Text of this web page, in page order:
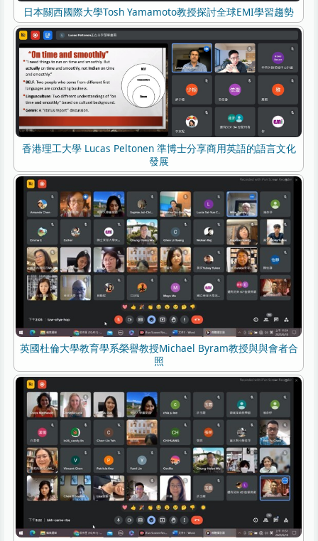
日本關西國際大學Tosh Yamamoto教授探討全球EMI學習趨勢
香港理工大學 Lucas Peltonen 準博士分享商用英語的語言文化
發展
英國杜倫大學教育學系榮譽教授Michael Byram教授與與會者合
照